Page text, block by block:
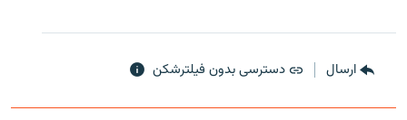
ارسال دسترسی بدون فیلترشکن